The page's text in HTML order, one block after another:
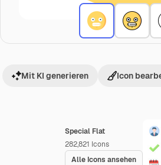
Special Flat
282,821 Icons
Alle Icons ansehen
Mit KI generieren Icon